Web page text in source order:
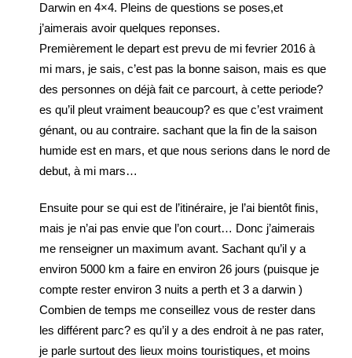
Darwin en 4×4. Pleins de questions se poses,et
j’aimerais avoir quelques reponses.
Premièrement le depart est prevu de mi fevrier 2016 à
mi mars, je sais, c’est pas la bonne saison, mais es que
des personnes on déjà fait ce parcourt, à cette periode?
es qu’il pleut vraiment beaucoup? es que c’est vraiment
génant, ou au contraire. sachant que la fin de la saison
humide est en mars, et que nous serions dans le nord de
debut, à mi mars…
Ensuite pour se qui est de l’itinéraire, je l’ai bientôt finis,
mais je n’ai pas envie que l’on court… Donc j’aimerais
me renseigner un maximum avant. Sachant qu’il y a
environ 5000 km a faire en environ 26 jours (puisque je
compte rester environ 3 nuits a perth et 3 a darwin )
Combien de temps me conseillez vous de rester dans
les différent parc? es qu’il y a des endroit à ne pas rater,
je parle surtout des lieux moins touristiques, et moins